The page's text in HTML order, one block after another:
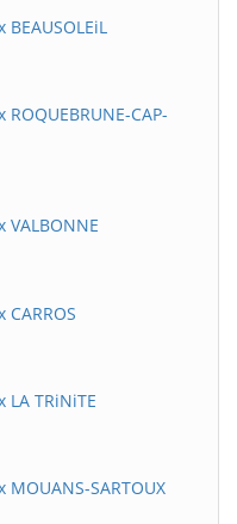
CAP-
TRiNiTE
SARTOUX